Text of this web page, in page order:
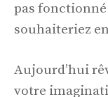
pas fonctionné
souhaiteriez
Aujourd’hui
votre